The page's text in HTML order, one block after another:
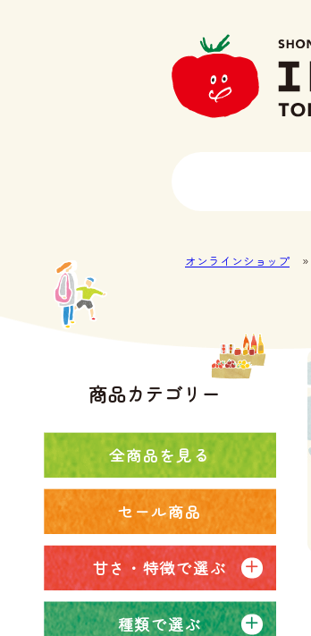
オンラインショップ »
商品カテゴリー
全商品を見る
セール商品
甘さ・特徴で選ぶ
種類で選ぶ